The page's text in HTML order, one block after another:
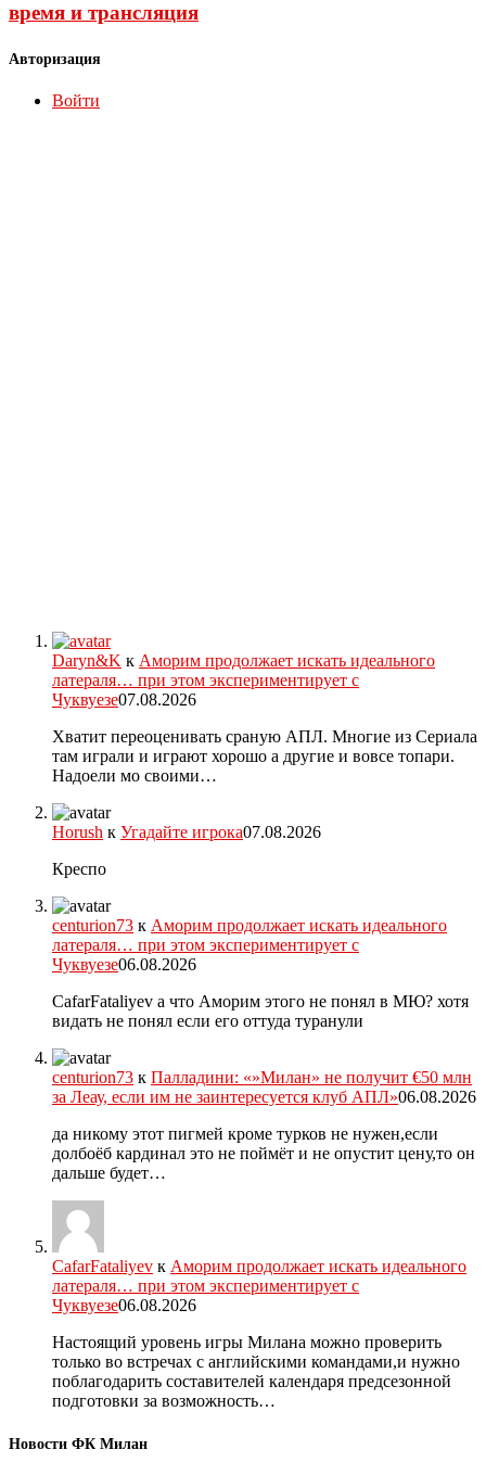
время и трансляция
Авторизация
Войти
Daryn&K к Аморим продолжает искать идеального
латераля… при этом экспериментирует с
Чуквуезе07.08.2026
Хватит переоценивать сраную АПЛ. Многие из Сериала
там играли и играют хорошо а другие и вовсе топари.
Надоели мо своими…
Horush к Угадайте игрока07.08.2026
Креспо
centurion73 к Аморим продолжает искать идеального
латераля… при этом экспериментирует с
Чуквуезе06.08.2026
CafarFataliyev а что Аморим этого не понял в МЮ? хотя
видать не понял если его оттуда туранули
centurion73 к Палладини: «»Милан» не получит €50 млн
за Леау, если им не заинтересуется клуб АПЛ»06.08.2026
да никому этот пигмей кроме турков не нужен,если
долбоёб кардинал это не поймёт и не опустит цену,то он
дальше будет…
CafarFataliyev к Аморим продолжает искать идеального
латераля… при этом экспериментирует с
Чуквуезе06.08.2026
Настоящий уровень игры Милана можно проверить
только во встречах с английскими командами,и нужно
поблагодарить составителей календаря предсезонной
подготовки за возможность…
Новости ФК Милан